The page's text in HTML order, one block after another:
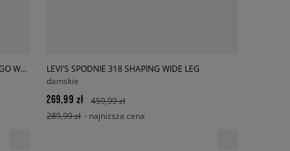
LEVI'S SPODNIE CINCH BARREL DARK INDIGO WORN IN
LEVI'S SPODNIE 318 SHAPING WIDE LEG
damskie
269,99 zł
459,99 zł
289,99 zł - najniższa cena